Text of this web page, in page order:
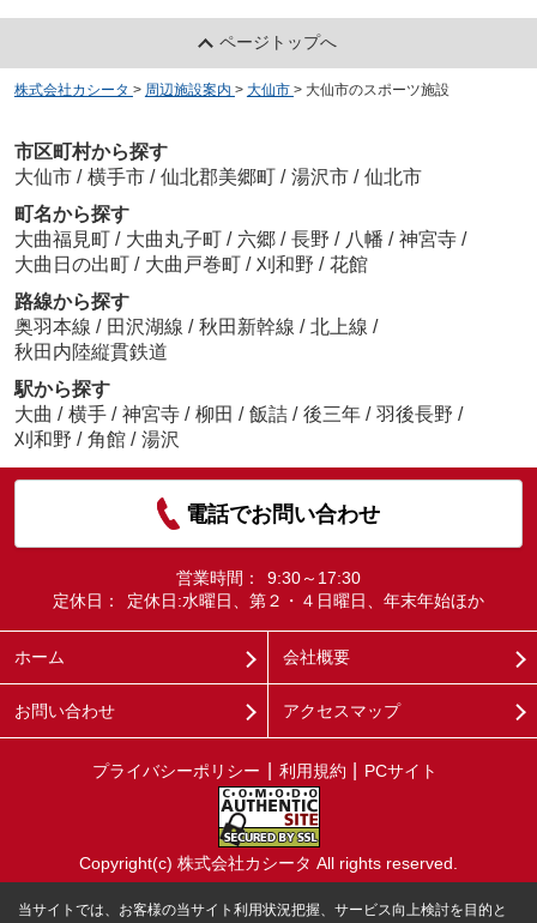
ページトップへ
株式会社カシータ > 周辺施設案内 > 大仙市 > 大仙市のスポーツ施設
市区町村から探す
大仙市 / 横手市 / 仙北郡美郷町 / 湯沢市 / 仙北市
町名から探す
大曲福見町 / 大曲丸子町 / 六郷 / 長野 / 八幡 / 神宮寺 /
大曲日の出町 / 大曲戸巻町 / 刈和野 / 花館
路線から探す
奥羽本線 / 田沢湖線 / 秋田新幹線 / 北上線 /
秋田内陸縦貫鉄道
駅から探す
大曲 / 横手 / 神宮寺 / 柳田 / 飯詰 / 後三年 / 羽後長野 /
刈和野 / 角館 / 湯沢
電話でお問い合わせ
営業時間：
9:30～17:30
定休日：
定休日:水曜日、第２・４日曜日、年末年始ほか
ホーム 会社概要
お問い合わせ アクセスマップ
プライバシーポリシー 利用規約 PCサイト
Copyright(c) 株式会社カシータ All rights reserved.
当サイトでは、お客様の当サイト利用状況把握、サービス向上検討を目的と